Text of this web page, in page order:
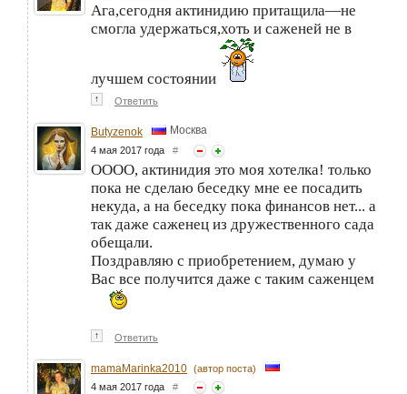
Ага,сегодня актинидию притащила—не
смогла удержаться,хоть и саженей не в
лучшем состоянии
↑ Ответить
Butyzenok Москва
4 мая 2017 года #
ОООО, актинидия это моя хотелка! только
пока не сделаю беседку мне ее посадить
некуда, а на беседку пока финансов нет... а
так даже саженец из дружественного сада
обещали.
Поздравляю с приобретением, думаю у
Вас все получится даже с таким саженцем
↑ Ответить
mamaMarinka2010 (автор поста)
4 мая 2017 года #